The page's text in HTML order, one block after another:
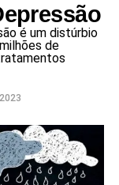
é um distúrbio
de